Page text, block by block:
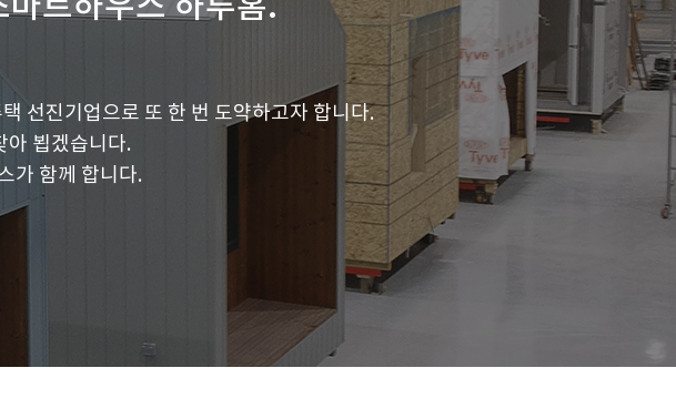
선진기업으로 또 한 번 도약하고자 합니다.
아 뵙겠습니다.
가 함께 합니다.